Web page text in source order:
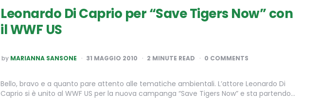
Leonardo Di Caprio per “Save Tigers Now” con
il WWF US
POSTED
BY
by MARIANNA SANSONE 31 MAGGIO 2010 2 MINUTE READ 0 COMMENTS
Bello, bravo e a quanto pare attento alle tematiche ambientali. L’attore Leonardo Di
Caprio si è unito al WWF US per la nuova campanga “Save Tigers Now” e sta partendo…